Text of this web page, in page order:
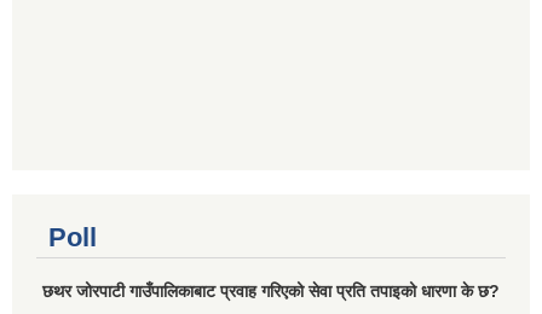
Poll
छथर जोरपाटी गाउँपालिकाबाट प्रवाह गरिएको सेवा प्रति तपाइको धारणा के छ?